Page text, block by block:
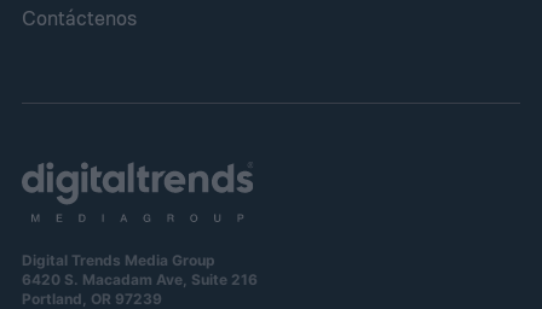
Contáctenos
Digital Trends Media Group
6420 S. Macadam Ave, Suite 216
Portland, OR 97239